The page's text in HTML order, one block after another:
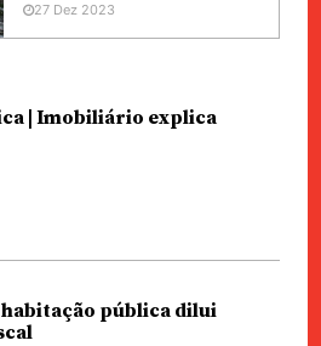
27 Dez 2023
| Imobiliário explica
pública dilui